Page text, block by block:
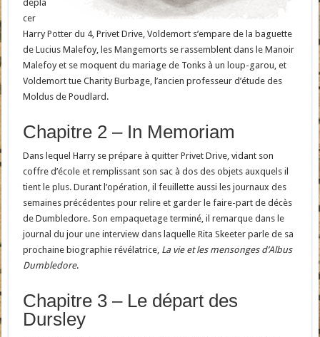
dépla
cer
Harry Potter du 4, Privet Drive, Voldemort s’empare de la baguette
de Lucius Malefoy, les Mangemorts se rassemblent dans le Manoir
Malefoy et se moquent du mariage de Tonks à un loup-garou, et
Voldemort tue Charity Burbage, l’ancien professeur d’étude des
Moldus de Poudlard.
Chapitre 2 – In Memoriam
Dans lequel Harry se prépare à quitter Privet Drive, vidant son
coffre d’école et remplissant son sac à dos des objets auxquels il
tient le plus. Durant l’opération, il feuillette aussi les journaux des
semaines précédentes pour relire et garder le faire-part de décès
de Dumbledore. Son empaquetage terminé, il remarque dans le
journal du jour une interview dans laquelle Rita Skeeter parle de sa
prochaine biographie révélatrice, La vie et les mensonges d’Albus
Dumbledore.
Chapitre 3 – Le départ des
Dursley